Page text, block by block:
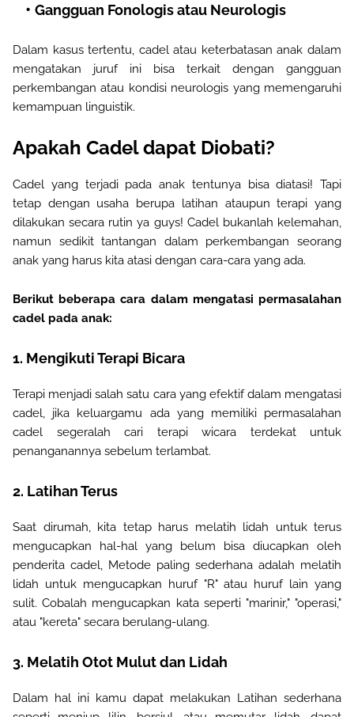
Gangguan Fonologis atau Neurologis
Dalam kasus tertentu, cadel atau keterbatasan anak dalam
mengatakan juruf ini bisa terkait dengan gangguan
perkembangan atau kondisi neurologis yang memengaruhi
kemampuan linguistik.
Apakah Cadel dapat Diobati?
Cadel yang terjadi pada anak tentunya bisa diatasi! Tapi
tetap dengan usaha berupa latihan ataupun terapi yang
dilakukan secara rutin ya guys! Cadel bukanlah kelemahan,
namun sedikit tantangan dalam perkembangan seorang
anak yang harus kita atasi dengan cara-cara yang ada.
Berikut beberapa cara dalam mengatasi permasalahan
cadel pada anak:
1. Mengikuti Terapi Bicara
Terapi menjadi salah satu cara yang efektif dalam mengatasi
cadel, jika keluargamu ada yang memiliki permasalahan
cadel segeralah cari terapi wicara terdekat untuk
penanganannya sebelum terlambat.
2. Latihan Terus
Saat dirumah, kita tetap harus melatih lidah untuk terus
mengucapkan hal-hal yang belum bisa diucapkan oleh
penderita cadel, Metode paling sederhana adalah melatih
lidah untuk mengucapkan huruf "R" atau huruf lain yang
sulit. Cobalah mengucapkan kata seperti "marinir," "operasi,"
atau "kereta" secara berulang-ulang.
3. Melatih Otot Mulut dan Lidah
Dalam hal ini kamu dapat melakukan Latihan sederhana